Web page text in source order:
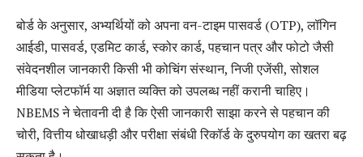
बोर्ड के अनुसार, अभ्यर्थियों को अपना वन-टाइम पासवर्ड (OTP), लॉगिन
आईडी, पासवर्ड, एडमिट कार्ड, स्कोर कार्ड, पहचान पत्र और फोटो जैसी
संवेदनशील जानकारी किसी भी कोचिंग संस्थान, निजी एजेंसी, सोशल
मीडिया प्लेटफॉर्म या अज्ञात व्यक्ति को उपलब्ध नहीं करानी चाहिए।
NBEMS ने चेतावनी दी है कि ऐसी जानकारी साझा करने से पहचान की
चोरी, वित्तीय धोखाधड़ी और परीक्षा संबंधी रिकॉर्ड के दुरुपयोग का खतरा बढ़